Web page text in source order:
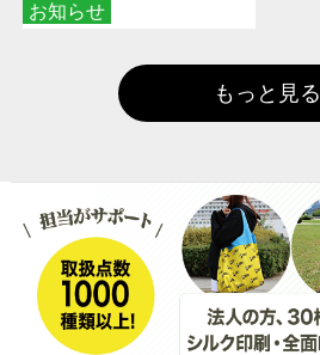
お知らせ
もっと見る